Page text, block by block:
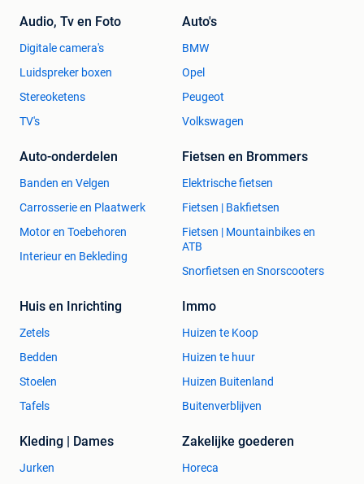
Audio, Tv en Foto
Digitale camera's
Luidspreker boxen
Stereoketens
TV's
Auto's
BMW
Opel
Peugeot
Volkswagen
Auto-onderdelen
Banden en Velgen
Carrosserie en Plaatwerk
Motor en Toebehoren
Interieur en Bekleding
Fietsen en Brommers
Elektrische fietsen
Fietsen | Bakfietsen
Fietsen | Mountainbikes en
ATB
Snorfietsen en Snorscooters
Huis en Inrichting
Zetels
Bedden
Stoelen
Tafels
Immo
Huizen te Koop
Huizen te huur
Huizen Buitenland
Buitenverblijven
Kleding | Dames
Jurken
Zakelijke goederen
Horeca